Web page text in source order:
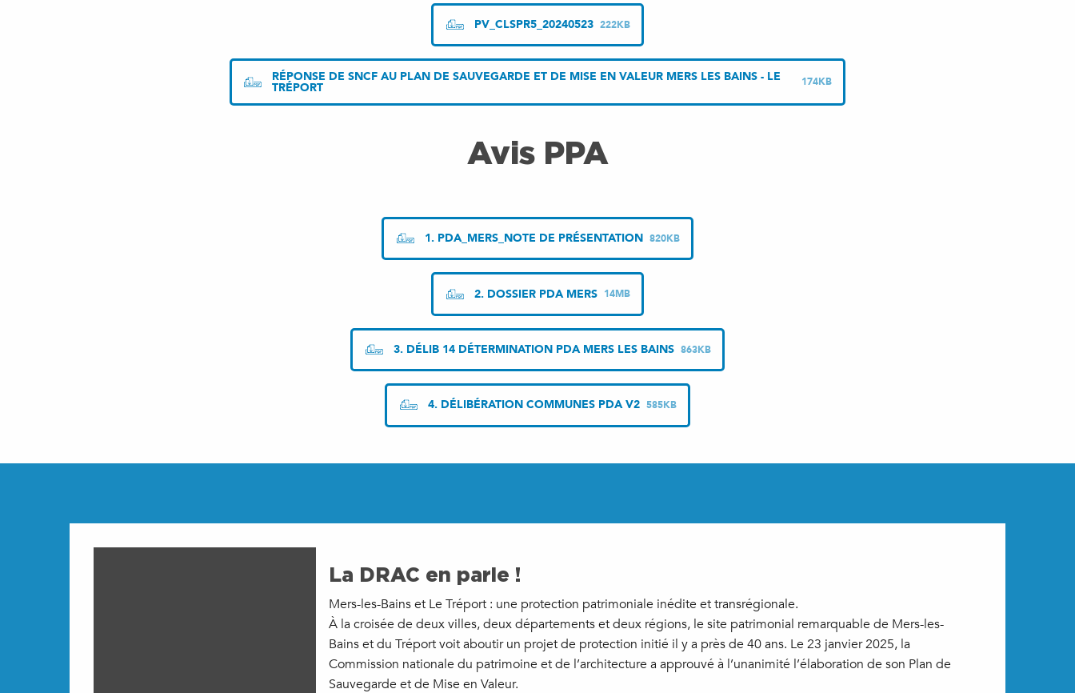
PV_CLSPR5_20240523 222KB
RÉPONSE DE SNCF AU PLAN DE SAUVEGARDE ET DE MISE EN VALEUR MERS LES BAINS - LE
TRÉPORT 174KB
Avis PPA
1. PDA_MERS_NOTE DE PRÉSENTATION 820KB
2. DOSSIER PDA MERS 14MB
3. DÉLIB 14 DÉTERMINATION PDA MERS LES BAINS 863KB
4. DÉLIBÉRATION COMMUNES PDA V2 585KB
La DRAC en parle !
Mers-les-Bains et Le Tréport : une protection patrimoniale inédite et transrégionale.
À la croisée de deux villes, deux départements et deux régions, le site patrimonial remarquable de Mers-les-
Bains et du Tréport voit aboutir un projet de protection initié il y a près de 40 ans. Le 23 janvier 2025, la
Commission nationale du patrimoine et de l’architecture a approuvé à l’unanimité l’élaboration de son Plan de
Sauvegarde et de Mise en Valeur.